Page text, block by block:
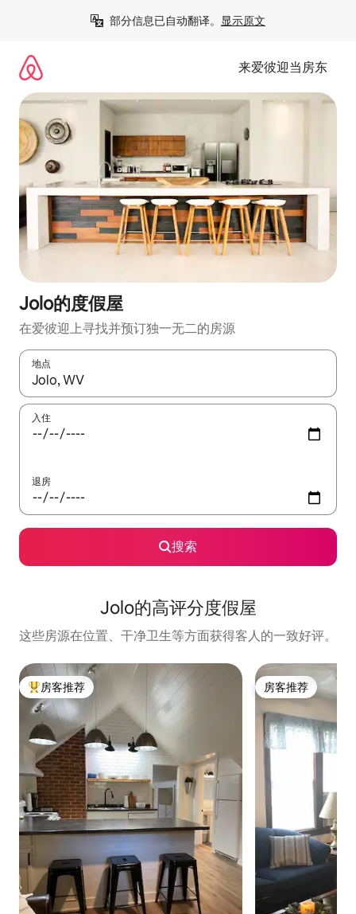
部分信息已自动翻译。 显示原文
来爱彼迎当房东
Jolo的度假屋
在爱彼迎上寻找并预订独一无二的房源
地点
如有搜索结果，请使用上下方向键查看，或通过点击或滑动手势
入住
退房
搜索
Jolo的高评分度假屋
这些房源在位置、干净卫生等方面获得客人的一致好评。
热门「房客推荐」
房客推荐 房客推荐
房客推荐